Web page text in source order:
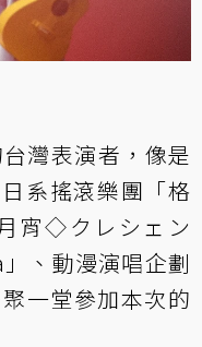
灣表演者，像是
系搖滾樂團「格
宵◇クレシェン
、動漫演唱企劃
一堂參加本次的